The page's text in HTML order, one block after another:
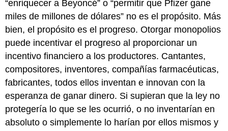
“enriquecer a Beyoncé” o “permitir que Pfizer gane
miles de millones de dólares” no es el propósito. Más
bien, el propósito es el progreso. Otorgar monopolios
puede incentivar el progreso al proporcionar un
incentivo financiero a los productores. Cantantes,
compositores, inventores, compañías farmacéuticas,
fabricantes, todos ellos inventan e innovan con la
esperanza de ganar dinero. Si supieran que la ley no
protegería lo que se les ocurrió, o no inventarían en
absoluto o simplemente lo harían por ellos mismos y